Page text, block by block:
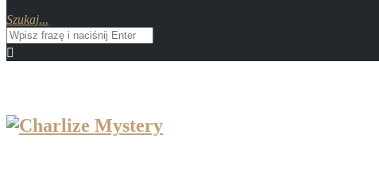
Szukaj...